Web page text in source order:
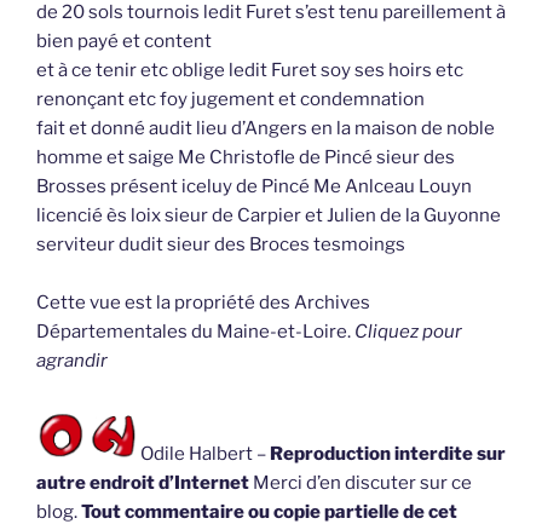
de 20 sols tournois ledit Furet s’est tenu pareillement à
bien payé et content
et à ce tenir etc oblige ledit Furet soy ses hoirs etc
renonçant etc foy jugement et condemnation
fait et donné audit lieu d’Angers en la maison de noble
homme et saige Me Christofle de Pincé sieur des
Brosses présent iceluy de Pincé Me Anlceau Louyn
licencié ès loix sieur de Carpier et Julien de la Guyonne
serviteur dudit sieur des Broces tesmoings
Cette vue est la propriété des Archives
Départementales du Maine-et-Loire. Cliquez pour
agrandir
Odile Halbert – Reproduction interdite sur
autre endroit d’Internet Merci d’en discuter sur ce
blog.Tout commentaire ou copie partielle de cet